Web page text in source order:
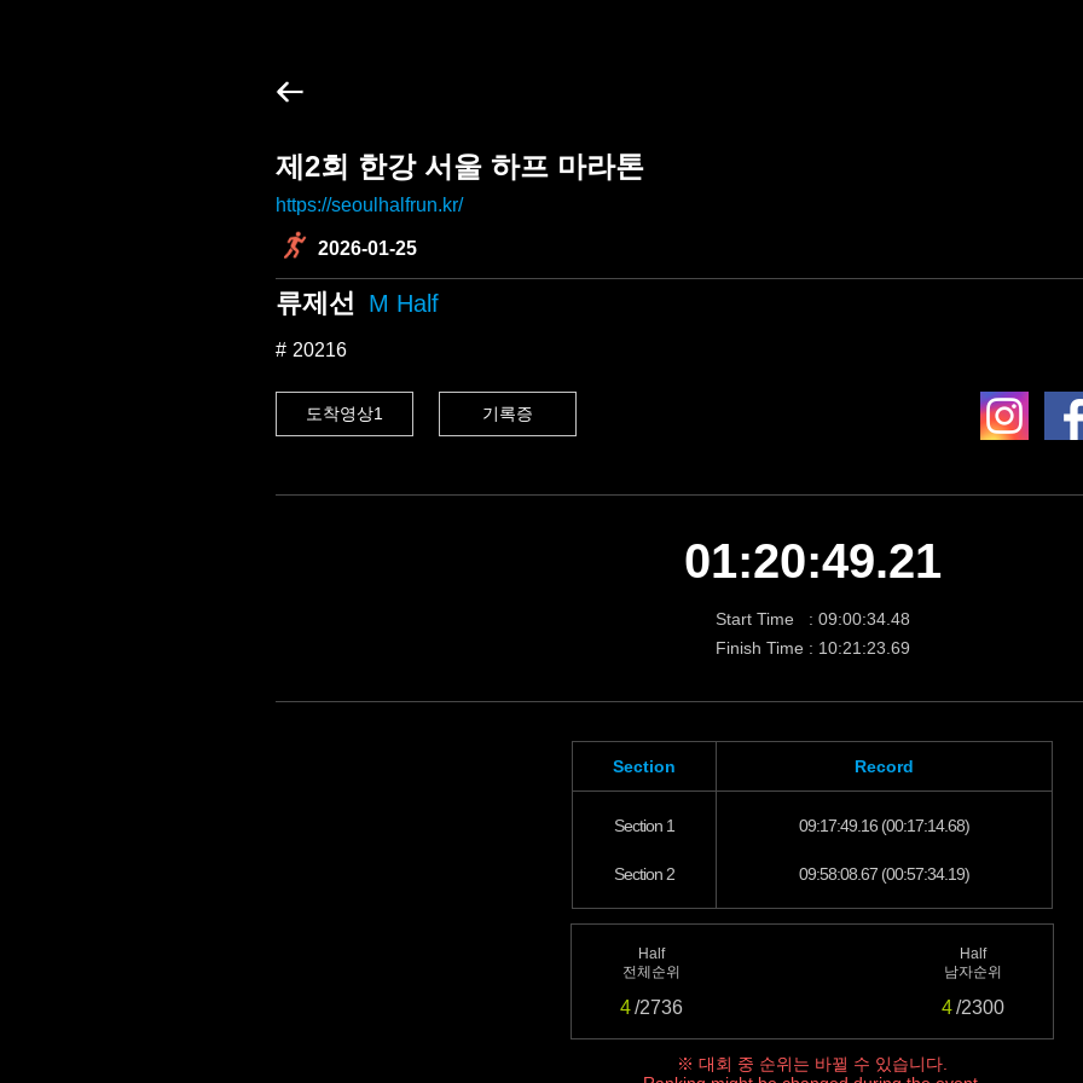
제2회 한강 서울 하프 마라톤
https://seoulhalfrun.kr/
2026-01-25
류제선 M Half
20216
도착영상1 기록증
01:20:49.21
Start Time : 09:00:34.48
Finish Time : 10:21:23.69
Section Record
Section 1 09:17:49.16 (00:17:14.68)
Section 2 09:58:08.67 (00:57:34.19)
Half
전체순위
4/2736
Half
남자순위
4/2300
※ 대회 중 순위는 바뀔 수 있습니다.